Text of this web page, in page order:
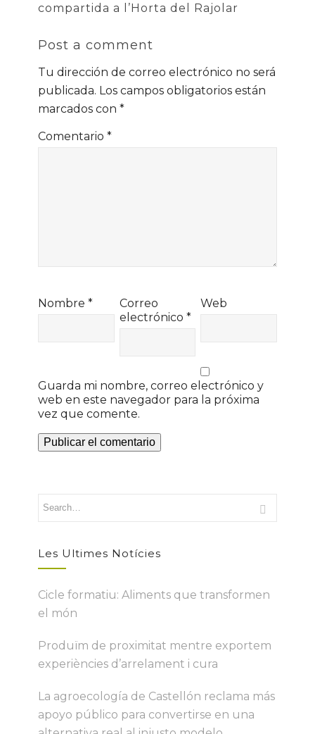
compartida a l’Horta del Rajolar
Post a comment
Tu dirección de correo electrónico no será
publicada. Los campos obligatorios están
marcados con *
Comentario *
Nombre *
Correo
electrónico *
Web
Guarda mi nombre, correo electrónico y
web en este navegador para la próxima
vez que comente.
Les Ultimes Notícies
Cicle formatiu: Aliments que transformen
el món
Produïm de proximitat mentre exportem
experiències d’arrelament i cura
La agroecología de Castellón reclama más
apoyo público para convertirse en una